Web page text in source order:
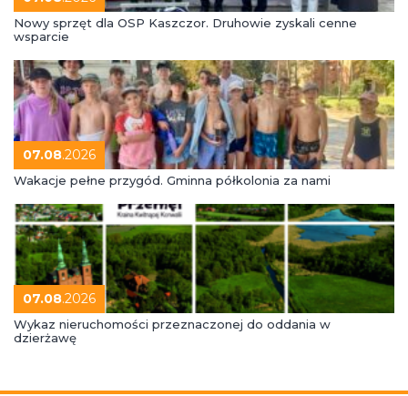
Nowy sprzęt dla OSP Kaszczor. Druhowie zyskali cenne
wsparcie
07.08.2026
Wakacje pełne przygód. Gminna półkolonia za nami
07.08.2026
Wykaz nieruchomości przeznaczonej do oddania w
dzierżawę